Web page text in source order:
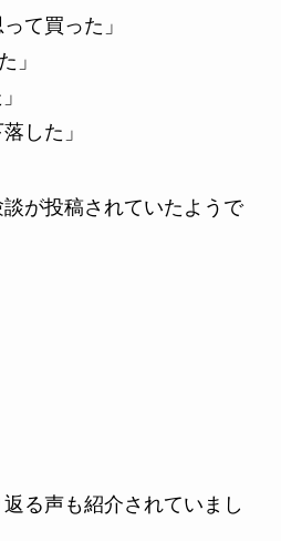
て買った」
」
した」
が投稿されていたようで
る声も紹介されていまし